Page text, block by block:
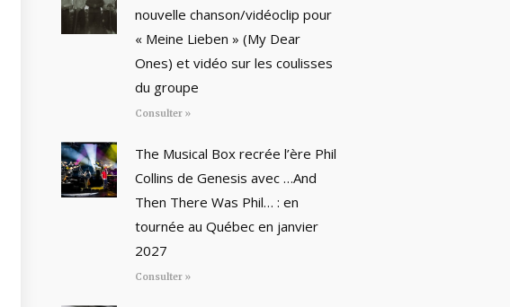
nouvelle chanson/vidéoclip pour
« Meine Lieben » (My Dear
Ones) et vidéo sur les coulisses
du groupe
Consulter »
The Musical Box recrée l’ère Phil
Collins de Genesis avec …And
Then There Was Phil… : en
tournée au Québec en janvier
2027
Consulter »